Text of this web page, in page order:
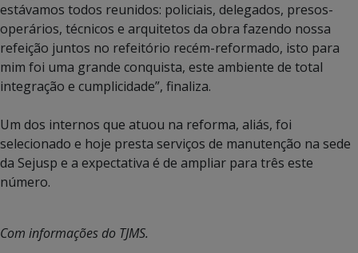
estávamos todos reunidos: policiais, delegados, presos-
operários, técnicos e arquitetos da obra fazendo nossa
refeição juntos no refeitório recém-reformado, isto para
mim foi uma grande conquista, este ambiente de total
integração e cumplicidade”, finaliza.
Um dos internos que atuou na reforma, aliás, foi
selecionado e hoje presta serviços de manutenção na sede
da Sejusp e a expectativa é de ampliar para três este
número.
Com informações do TJMS.